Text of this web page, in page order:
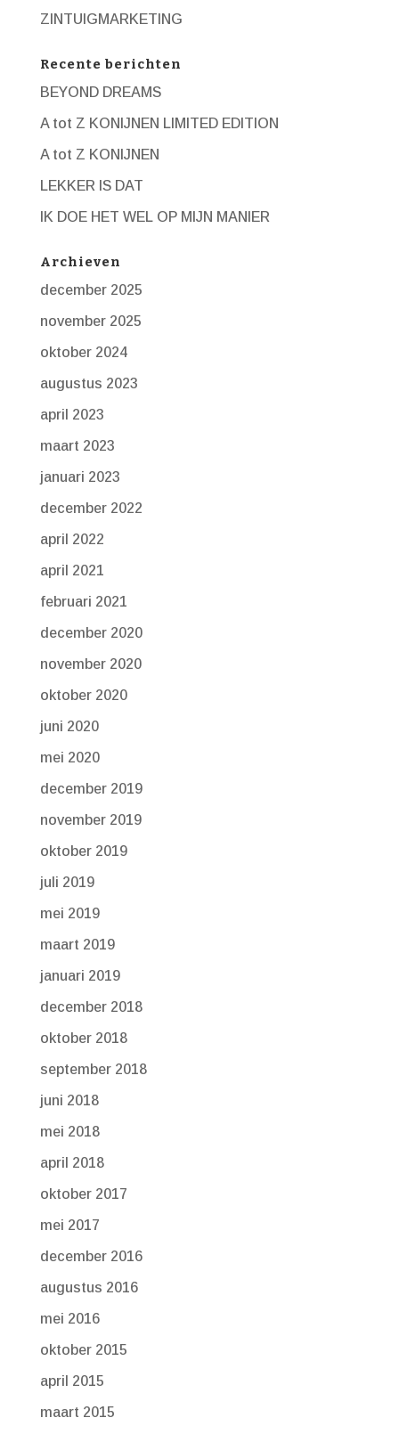
ZINTUIGMARKETING
Recente berichten
BEYOND DREAMS
A tot Z KONIJNEN LIMITED EDITION
A tot Z KONIJNEN
LEKKER IS DAT
IK DOE HET WEL OP MIJN MANIER
Archieven
december 2025
november 2025
oktober 2024
augustus 2023
april 2023
maart 2023
januari 2023
december 2022
april 2022
april 2021
februari 2021
december 2020
november 2020
oktober 2020
juni 2020
mei 2020
december 2019
november 2019
oktober 2019
juli 2019
mei 2019
maart 2019
januari 2019
december 2018
oktober 2018
september 2018
juni 2018
mei 2018
april 2018
oktober 2017
mei 2017
december 2016
augustus 2016
mei 2016
oktober 2015
april 2015
maart 2015